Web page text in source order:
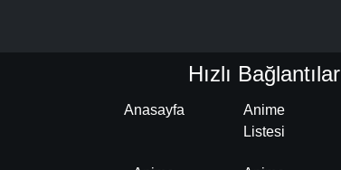
Hızlı Bağlantılar
Anasayfa
Anime
Listesi